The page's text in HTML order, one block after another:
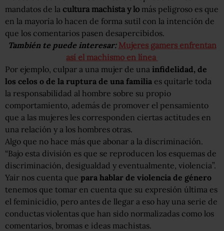
mandatos de la cultura machista y lo más peligroso es que
en la mayoría lo hacen de forma sutil con la intención de
que los comentarios pasen desapercibidos.
También te puede interesar: Mujeres gamers enfrentan
así el machismo en línea
Por ejemplo, culpar a una mujer de una infidelidad, de
los celos o de la ruptura de una familia es quitarle toda
la responsabilidad al hombre sobre su propio
comportamiento, además de promover el pensamiento
que a las mujeres les corresponden ciertas actitudes en
una relación y a los hombres otras.
Algo que no hace más que abonar a la discriminación.
“Bajo esta división es que se reproducen los esquemas de
discriminación, desigualdad y eventualmente, violencia”.
Yair nos cuenta que para hablar de violencia de género
tenemos que tomar en cuenta que su expresión última es
el feminicidio, pero antes de llegar a eso hay una serie de
conductas violentas que han sido normalizadas como los
comentarios, bromas e ideas machistas.